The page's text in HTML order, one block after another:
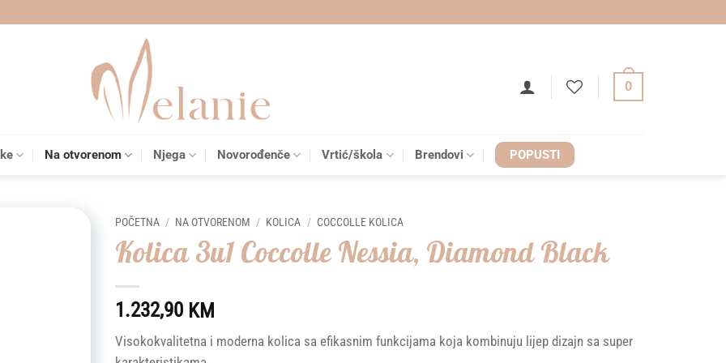
0
Na otvorenom Njega Novorođenče Vrtić/škola Brendovi POPUSTI
POČETNA / NA OTVORENOM / KOLICA / COCCOLLE KOLICA
Kolica 3u1 Coccolle Nessia, Diamond Black
1.232,90 KM
Visokokvalitetna i moderna kolica sa efikasnim funkcijama koja kombinuju lijep dizajn sa super